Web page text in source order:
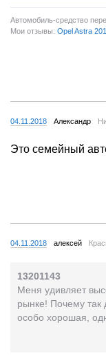
Автомобиль-средство
Мои отзывы: Opel Astra
04.11.2018 Александр
Это семейный
04.11.2018 алексей
13201143
Меня удивляет
рынке! Почему
особо хорошая,